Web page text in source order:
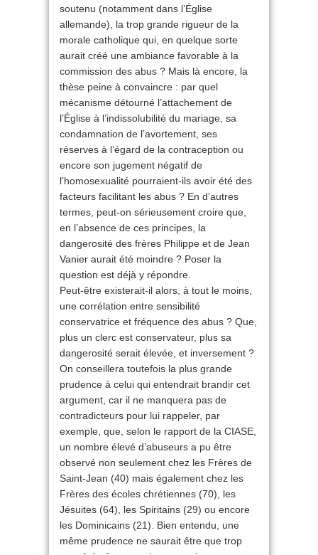
soutenu (notamment dans l’Église
allemande), la trop grande rigueur de la
morale catholique qui, en quelque sorte
aurait créé une ambiance favorable à la
commission des abus ? Mais là encore, la
thèse peine à convaincre : par quel
mécanisme détourné l’attachement de
l’Église à l’indissolubilité du mariage, sa
condamnation de l’avortement, ses
réserves à l’égard de la contraception ou
encore son jugement négatif de
l’homosexualité pourraient-ils avoir été des
facteurs facilitant les abus ? En d’autres
termes, peut-on sérieusement croire que,
en l’absence de ces principes, la
dangerosité des frères Philippe et de Jean
Vanier aurait été moindre ? Poser la
question est déjà y répondre.
Peut-être existerait-il alors, à tout le moins,
une corrélation entre sensibilité
conservatrice et fréquence des abus ? Que,
plus un clerc est conservateur, plus sa
dangerosité serait élevée, et inversement ?
On conseillera toutefois la plus grande
prudence à celui qui entendrait brandir cet
argument, car il ne manquera pas de
contradicteurs pour lui rappeler, par
exemple, que, selon le rapport de la CIASE,
un nombre élevé d’abuseurs a pu être
observé non seulement chez les Frères de
Saint-Jean (40) mais également chez les
Frères des écoles chrétiennes (70), les
Jésuites (64), les Spiritains (29) ou encore
les Dominicains (21). Bien entendu, une
même prudence ne saurait être que trop